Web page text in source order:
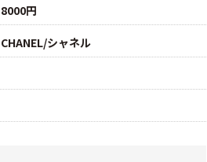
8000円
CHANEL/シャネル